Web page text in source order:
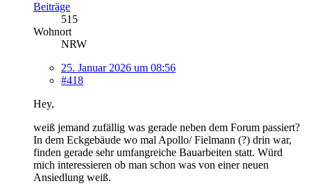
Beiträge
515
Wohnort
NRW
25. Januar 2026 um 08:56
#418
Hey,
weiß jemand zufällig was gerade neben dem Forum passiert?
In dem Eckgebäude wo mal Apollo/ Fielmann (?) drin war,
finden gerade sehr umfangreiche Bauarbeiten statt. Würd
mich interessieren ob man schon was von einer neuen
Ansiedlung weiß.